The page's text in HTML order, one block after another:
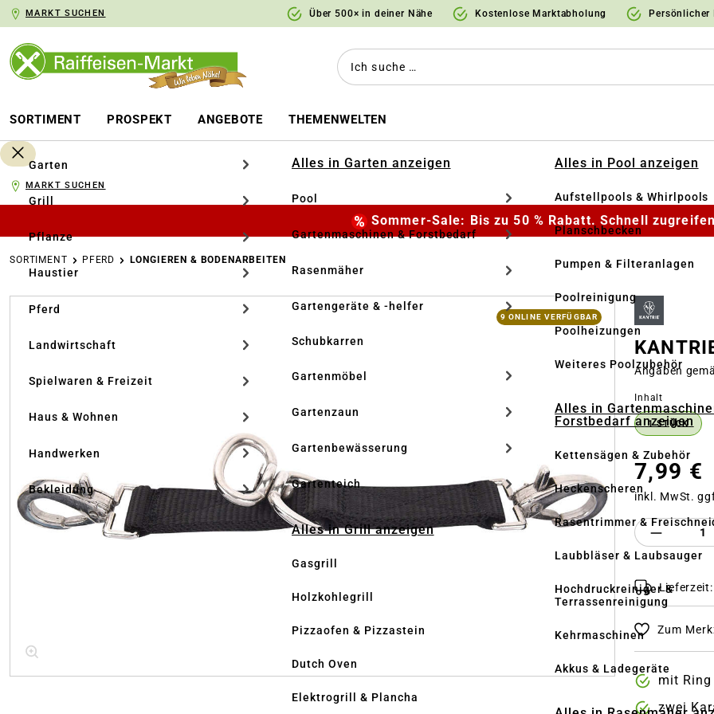
Zur Hauptnavigation springen
MARKT SUCHEN Über 500× in deiner Nähe Kostenlose Marktabholung Persönlicher
SORTIMENT PROSPEKT ANGEBOTE THEMENWELTEN
Garten
Grill
Pflanze
Haustier
Pferd
Landwirtschaft
Spielwaren & Freizeit
Haus & Wohnen
Handwerken
Bekleidung
Alles in Garten anzeigen
Pool
Gartenmaschinen & Forstbedarf
Rasenmäher
Gartengeräte & -helfer
Schubkarren
Gartenmöbel
Gartenzaun
Gartenbewässerung
Gartenteich
Alles in Grill anzeigen
Gasgrill
Holzkohlegrill
Pizzaofen & Pizzastein
Dutch Oven
Elektrogrill & Plancha
Alles in Pool anzeigen
Aufstellpools & Whirlpools
Planschbecken
Pumpen & Filteranlagen
Poolreinigung
Poolheizungen
Weiteres Poolzubehör
Alles in
Forstbedarf anzeigen
Kettensägen & Zubehör
Heckenscheren
Rasentrimmer &
Laubbläser & Laubsauger
Hochdruckreiniger &
Terrassenreinigung
Kehrmaschinen
Akkus & Ladegeräte
MARKT SUCHEN
Sommer-Sale: Bis zu 50 % Rabatt. Schnell
SORTIMENT PFERD LONGIEREN & BODENARBEITEN
Bildergalerie überspringen
9 ONLINE VERFÜGBAR
Angaben
Inhalt
1 STÜCK
7,99 €
inkl. MwSt.
Produkt
Lieferzeit:
Zum
mit Ring
zwei